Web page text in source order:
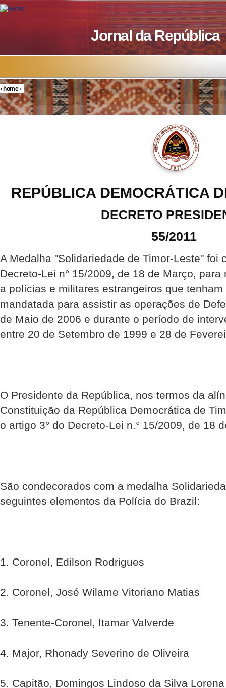
Skip to main content
Jornal da República
You are here
›home›
REPÚBLICA DEMOCRÁTICA
DECRETO
55/2011
A Medalha "Solidariedade de Timor-Leste" foi
Decreto-Lei n° 15/2009, de 18 de Março,
a polícias e militares estrangeiros que
mandatada para assistir as operações de
de Maio de 2006 e durante o período de
entre 20 de Setembro de 1999 e 28 de
O Presidente da República, nos termos da
Constituição da República Democrática de
o artigo 3° do Decreto-Lei n.° 15/2009, de 18
São condecorados com a medalha
seguintes elementos da Polícia do Brazil:
1. Coronel, Edilson Rodrigues
2. Coronel, José Wilame Vitoriano Matias
3. Tenente-Coronel, Itamar Valverde
4. Major, Rhonady Severino de Oliveira
5. Capitão, Domingos Lindoso da Silva Lorena